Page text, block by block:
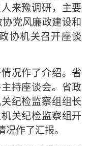
来豫调研，主要
党风廉政建设和
协机关召开座谈
况作了介绍。省
持座谈会。省政
纪检监察组组长
关纪检监察组开
作了汇报。